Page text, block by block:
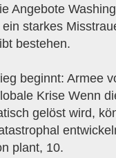
Angebote
starkes
bestehen.
beginnt: Armee
Krise Wenn
gelöst wird,
plant, 10.